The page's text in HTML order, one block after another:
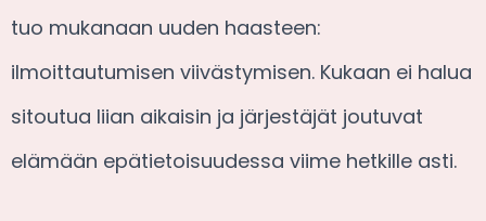
tuo mukanaan uuden haasteen:
ilmoittautumisen viivästymisen. Kukaan ei halua
sitoutua liian aikaisin ja järjestäjät joutuvat
elämään epätietoisuudessa viime hetkille asti.